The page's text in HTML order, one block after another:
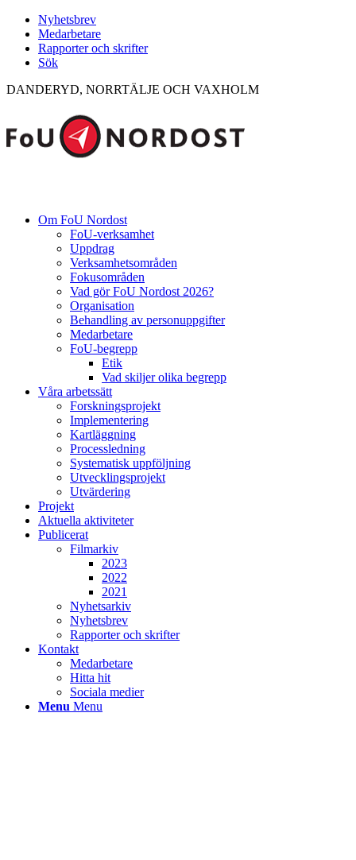
Nyhetsbrev
Medarbetare
Rapporter och skrifter
Sök
DANDERYD, NORRTÄLJE OCH VAXHOLM
Om FoU Nordost
FoU-verksamhet
Uppdrag
Verksamhetsområden
Fokusområden
Vad gör FoU Nordost 2026?
Organisation
Behandling av personuppgifter
Medarbetare
FoU-begrepp
Etik
Vad skiljer olika begrepp
Våra arbetssätt
Forskningsprojekt
Implementering
Kartläggning
Processledning
Systematisk uppföljning
Utvecklingsprojekt
Utvärdering
Projekt
Aktuella aktiviteter
Publicerat
Filmarkiv
2023
2022
2021
Nyhetsarkiv
Nyhetsbrev
Rapporter och skrifter
Kontakt
Medarbetare
Hitta hit
Sociala medier
Menu Menu